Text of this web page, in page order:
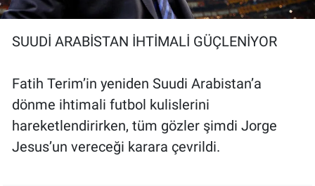
SUUDİ ARABİSTAN İHTİMALİ GÜÇLENİYOR
Fatih Terim’in yeniden Suudi Arabistan’a
dönme ihtimali futbol kulislerini
hareketlendirirken, tüm gözler şimdi Jorge
Jesus’un vereceği karara çevrildi.